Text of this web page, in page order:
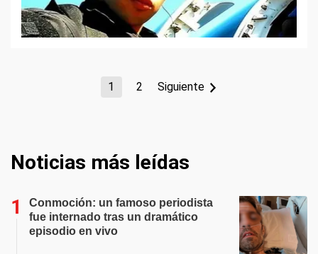
1 2 Siguiente
Noticias más leídas
Conmoción: un famoso periodista
fue internado tras un dramático
episodio en vivo